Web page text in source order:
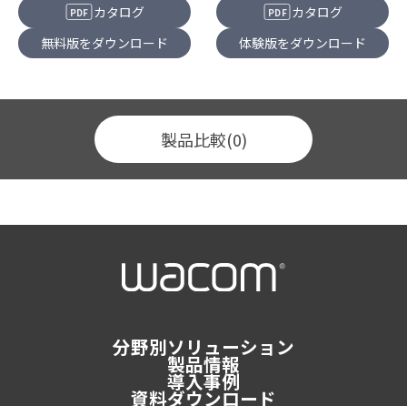
PDF カタログ
無料版をダウンロード
PDF カタログ
体験版をダウンロード
製品比較(0)
分野別ソリューション
製品情報
導入事例
資料ダウンロード